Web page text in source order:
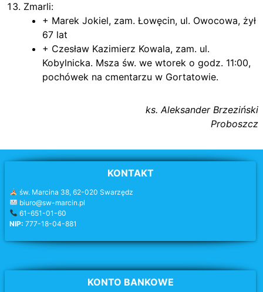
Zmarli:
+ Marek Jokiel, zam. Łowęcin, ul. Owocowa, żył
67 lat
+ Czesław Kazimierz Kowala, zam. ul.
Kobylnicka. Msza św. we wtorek o godz. 11:00,
pochówek na cmentarzu w Gortatowie.
ks. Aleksander Brzeziński
Proboszcz
KONTAKT
św. Marcina 38, 62-020 Swarzędz
biuro@sw-marcin.pl
61-651-01-60
NIP: 777-18-04-881
KONTO BANKOWE